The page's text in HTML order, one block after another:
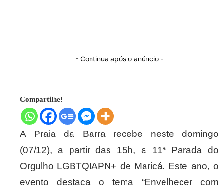
- Continua após o anúncio -
Compartilhe!
A Praia da Barra recebe neste domingo
(07/12), a partir das 15h, a 11ª Parada do
Orgulho LGBTQIAPN+ de Maricá. Este ano, o
evento destaca o tema “Envelhecer com